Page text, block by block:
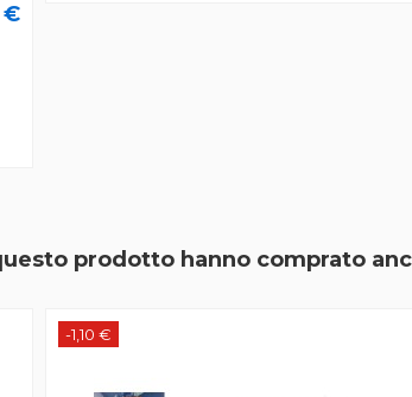
€
prodotto hanno comprato
-1,10 €